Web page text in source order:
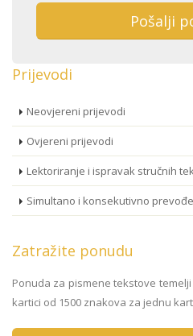
Prijevodi
Neovjereni prijevodi
Ovjereni prijevodi
Lektoriranje i ispravak stručnih
Simultano i konsekutivno
Zatražite ponudu
Ponuda za pismene tekstove
kartici od 1500 znakova za jednu